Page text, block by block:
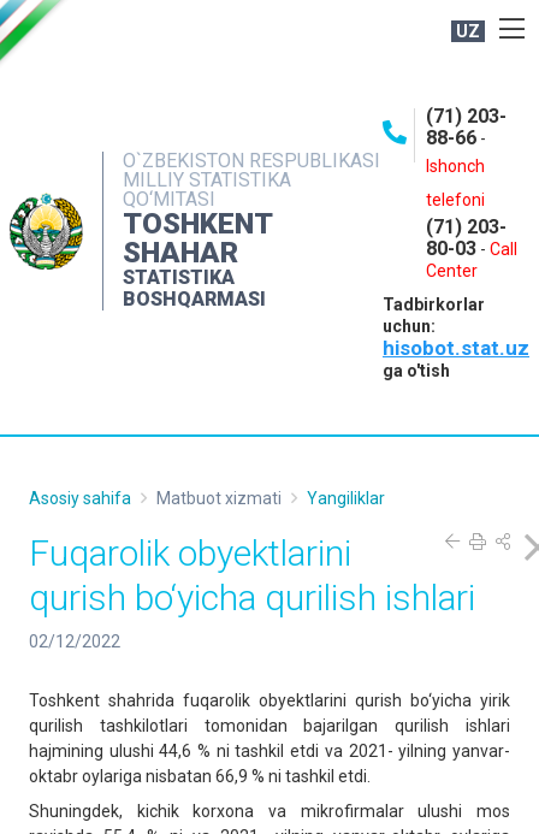
UZ
O`ZBEKISTON RESPUBLIKASI
MILLIY STATISTIKA
QO‘MITASI
TOSHKENT
SHAHAR
STATISTIKA
BOSHQARMASI
(71) 203-
88-66 -
Ishonch
telefoni
(71) 203-
80-03 - Call
Center
Tadbirkorlar
uchun:
hisobot.stat.uz
ga o'tish
NASHRLAR
INTERAKTIV XIZMATLAR
MATBUOT XIZMATI
MUROJAATLAR
Asosiy sahifa Matbuot xizmati Yangiliklar
Fuqarolik obyektlarini
qurish bo‘yicha qurilish ishlari
02/12/2022
Toshkent shahrida fuqarolik obyektlarini qurish bo‘yicha yirik
qurilish tashkilotlari tomonidan bajarilgan qurilish ishlari
hajmining ulushi 44,6 % ni tashkil etdi va 2021- yilning yanvar-
oktabr oylariga nisbatan 66,9 % ni tashkil etdi.
Shuningdek, kichik korxona va mikrofirmalar ulushi mos